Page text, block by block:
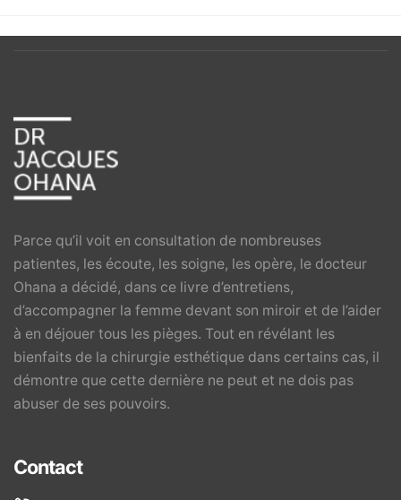
Parce qu’il voit en consultation de nombreuses
patientes, les écoute, les soigne, les opère, le docteur
Ohana a décidé, dans ce livre d’entretiens,
d’accompagner la femme devant son miroir et de l’aider
à en déjouer tous les pièges. Tout en révélant les
bienfaits de la chirurgie esthétique dans certains cas, il
démontre que cette dernière ne peut et ne dois pas
abuser de ses pouvoirs.
Contact